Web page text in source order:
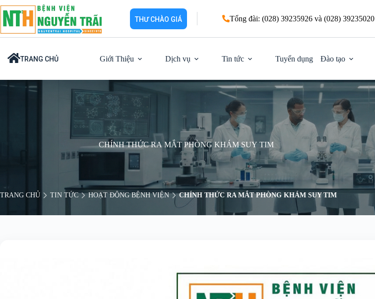
Chuyển
đến
phần
dung
THƯ CHÀO GIÁ Tổng đài: (028) 39235926 và (028) 39235020
TRANG CHỦ Giới Thiệu Dịch vụ Tin tức Tuyển dụng Đào tạo
CHÍNH THỨC RA MẮT PHÒNG KHÁM SUY TIM
TRANG CHỦ TIN TỨC HOẠT ĐỘNG BỆNH VIỆN CHÍNH THỨC RA MẮT PHÒNG KHÁM SUY TIM